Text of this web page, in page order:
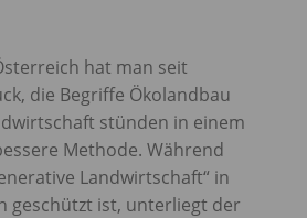
hat man seit
die Begriffe Ökolandbau
stünden in einem
Methode. Während
Landwirtschaft“ in
geschützt ist, unterliegt der